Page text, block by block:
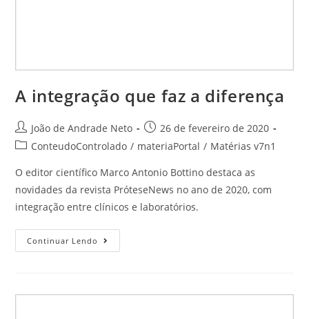
A integração que faz a diferença
João de Andrade Neto
26 de fevereiro de 2020
ConteudoControlado / materiaPortal / Matérias v7n1
O editor científico Marco Antonio Bottino destaca as
novidades da revista PróteseNews no ano de 2020, com
integração entre clínicos e laboratórios.
Continuar Lendo